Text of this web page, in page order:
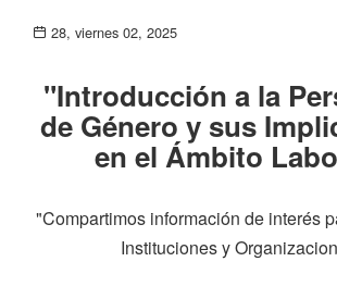
28, viernes 02, 2025
"Introducción a la
de Género y sus
en el Ámbito
"Compartimos información de interés
Instituciones y